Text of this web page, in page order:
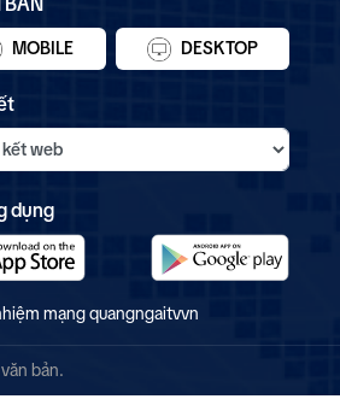
MOBILE DESKTOP
dụng
bản.